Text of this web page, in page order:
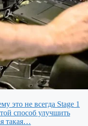
это не всегда Stage 1
способ улучшить
такая…